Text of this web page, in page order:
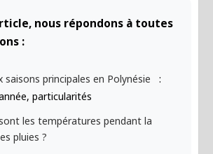
nous répondons à toutes
:
saisons principales en Polynésie
:
particularités
les températures pendant la
pluies ?